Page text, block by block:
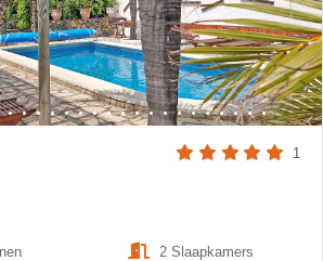
1
2 Slaapkamers